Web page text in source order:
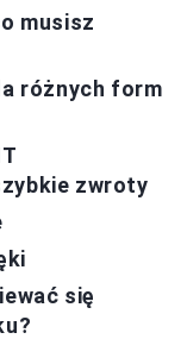
musisz
różnych form
zwroty
się